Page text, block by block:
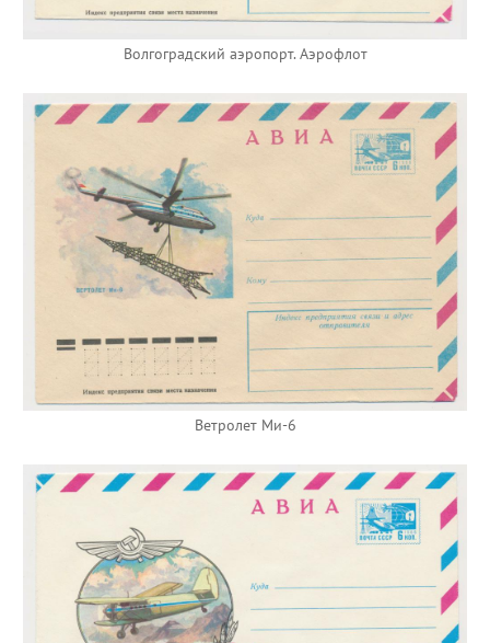
Волгоградский аэропорт. Аэрофлот
Ветролет Ми-6